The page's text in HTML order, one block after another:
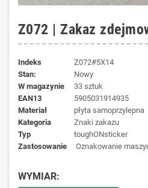
Z072 | Zakaz
Indeks
Z072#5X14
Stan:
Nowy
W magazynie
33 sztuk
EAN13
5905031914935
materiał
płyta samoprzylepna
kategoria
Znaki zakazu
typ
toughONsticker
zastosowanie
Oznakowanie
WYMIAR: